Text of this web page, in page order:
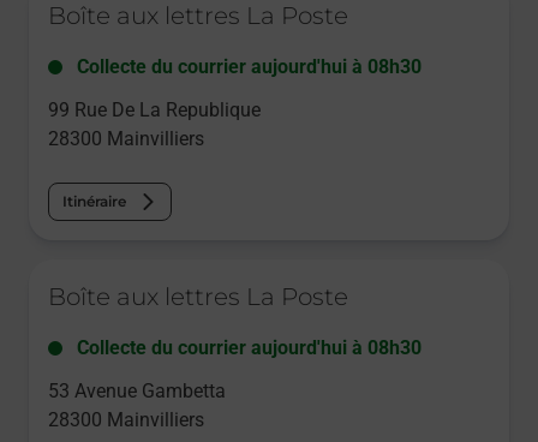
Boîte aux lettres La Poste
Collecte du courrier aujourd'hui à 08h30
99 Rue De La Republique
28300 Mainvilliers
Itinéraire
Boîte aux lettres La Poste
Collecte du courrier aujourd'hui à 08h30
53 Avenue Gambetta
28300 Mainvilliers